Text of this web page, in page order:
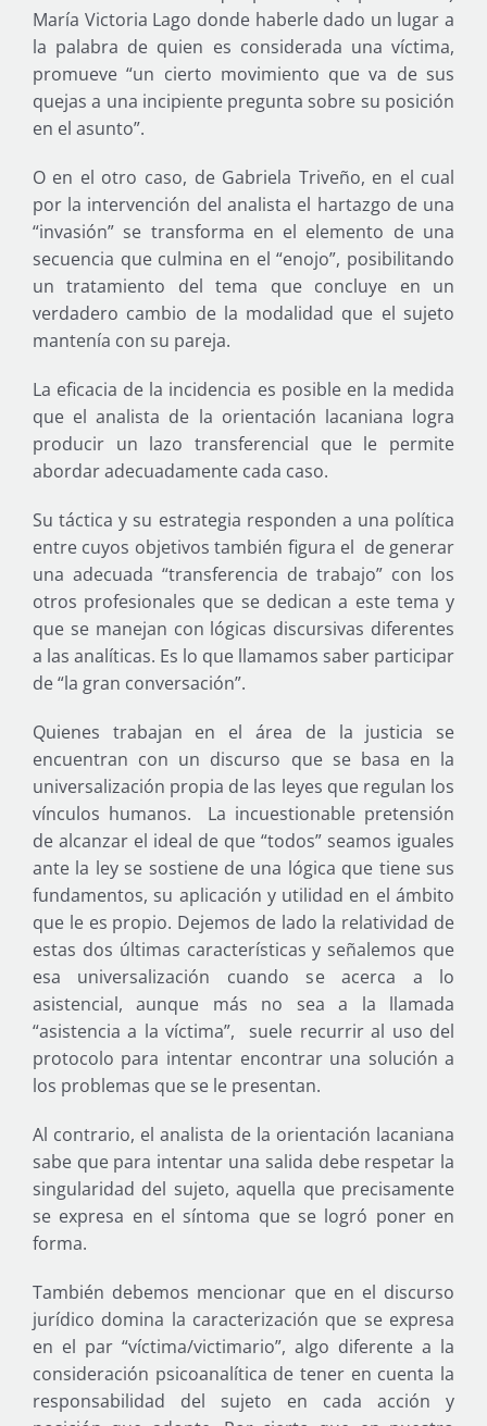
María Victoria Lago donde haberle dado un lugar a
la palabra de quien es considerada una víctima,
promueve “un cierto movimiento que va de sus
quejas a una incipiente pregunta sobre su posición
en el asunto”.
O en el otro caso, de Gabriela Triveño, en el cual
por la intervención del analista el hartazgo de una
“invasión” se transforma en el elemento de una
secuencia que culmina en el “enojo”, posibilitando
un tratamiento del tema que concluye en un
verdadero cambio de la modalidad que el sujeto
mantenía con su pareja.
La eficacia de la incidencia es posible en la medida
que el analista de la orientación lacaniana logra
producir un lazo transferencial que le permite
abordar adecuadamente cada caso.
Su táctica y su estrategia responden a una política
entre cuyos objetivos también figura el de generar
una adecuada “transferencia de trabajo” con los
otros profesionales que se dedican a este tema y
que se manejan con lógicas discursivas diferentes
a las analíticas. Es lo que llamamos saber participar
de “la gran conversación”.
Quienes trabajan en el área de la justicia se
encuentran con un discurso que se basa en la
universalización propia de las leyes que regulan los
vínculos humanos. La incuestionable pretensión
de alcanzar el ideal de que “todos” seamos iguales
ante la ley se sostiene de una lógica que tiene sus
fundamentos, su aplicación y utilidad en el ámbito
que le es propio. Dejemos de lado la relatividad de
estas dos últimas características y señalemos que
esa universalización cuando se acerca a lo
asistencial, aunque más no sea a la llamada
“asistencia a la víctima”, suele recurrir al uso del
protocolo para intentar encontrar una solución a
los problemas que se le presentan.
Al contrario, el analista de la orientación lacaniana
sabe que para intentar una salida debe respetar la
singularidad del sujeto, aquella que precisamente
se expresa en el síntoma que se logró poner en
forma.
También debemos mencionar que en el discurso
jurídico domina la caracterización que se expresa
en el par “víctima/victimario”, algo diferente a la
consideración psicoanalítica de tener en cuenta la
responsabilidad del sujeto en cada acción y